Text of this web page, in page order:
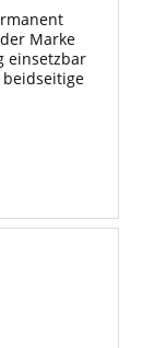
Marke
einsetzbar